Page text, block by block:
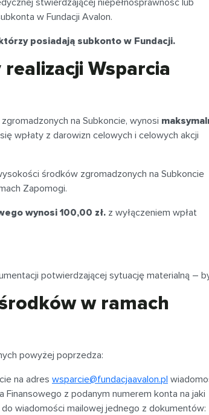
stwierdzającej niepełnosprawność lub
w Fundacji Avalon.
posiadają subkonto w Fundacji.
Wsparcia
na Subkoncie, wynosi
wpłaty z darowizn celowych i celowych akcji
środków zgromadzonych na Subkoncie
Zapomogi.
wynosi 100,00 zł. z wyłączeniem wpłat
potwierdzającej sytuację materialną –
w ramach
powyżej poprzedza:
na adres wsparcie@fundacjaavalon.pl
z podanym numerem konta na jaki
wiadomości mailowej jednego z dokumentów: